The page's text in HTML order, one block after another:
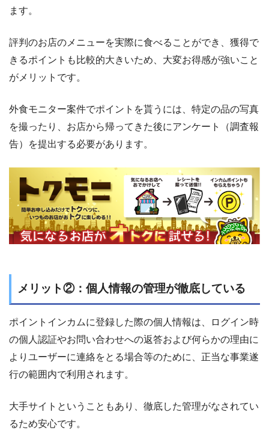
ます。
評判のお店のメニューを実際に食べることができ、獲得で
きるポイントも比較的大きいため、大変お得感が強いこと
がメリットです。
外食モニター案件でポイントを貰うには、特定の品の写真
を撮ったり、お店から帰ってきた後にアンケート（調査報
告）を提出する必要があります。
メリット②：個人情報の管理が徹底している
ポイントインカムに登録した際の個人情報は、ログイン時
の個人認証やお問い合わせへの返答および何らかの理由に
よりユーザーに連絡をとる場合等のために、正当な事業遂
行の範囲内で利用されます。
大手サイトということもあり、徹底した管理がなされてい
るため安心です。